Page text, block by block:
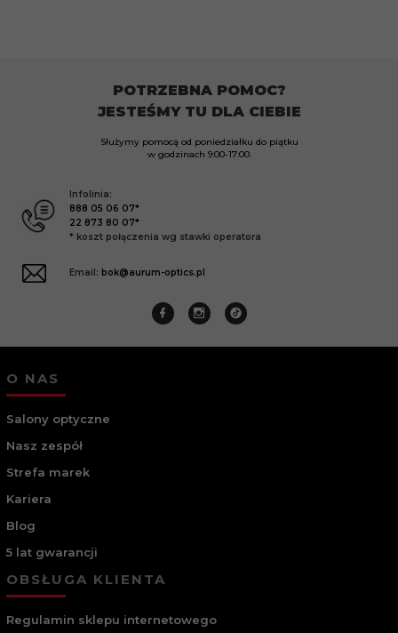
POTRZEBNA POMOC?
JESTEŚMY TU DLA CIEBIE
Służymy pomocą od poniedziałku do piątku
w godzinach 9:00-17:00.
Infolinia:
888 05 06 07*
22 873 80 07*
* koszt połączenia wg stawki operatora
Email: bok@aurum-optics.pl
O NAS
Salony optyczne
Nasz zespół
Strefa marek
Kariera
Blog
5 lat gwarancji
OBSŁUGA KLIENTA
Regulamin sklepu internetowego